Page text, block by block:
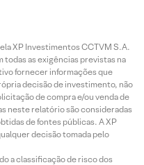
XP Investimentos CCTVM S.A.
todas as exigências previstas na
fornecer informações que
decisão de investimento, não
de compra e/ou venda de
neste relatório são consideradas
de fontes públicas. A XP
decisão tomada pelo
a classificação de risco dos